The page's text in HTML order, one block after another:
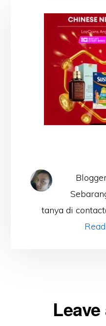
tanya di
Reader